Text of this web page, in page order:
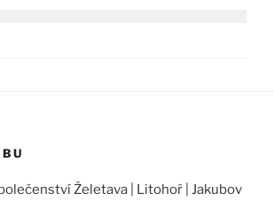
Želetava | Litohoř | Jakubov